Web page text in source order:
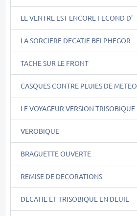
LE VENTRE EST ENCORE FECOND D'
LA SORCIERE DECATIE BELPHEGOR
TACHE SUR LE FRONT
CASQUES CONTRE PLUIES DE METEO
LE VOYAGEUR VERSION TRISOBIQUE
VEROBIQUE
BRAGUETTE OUVERTE
REMISE DE DECORATIONS
DECATIE ET TRISOBIQUE EN DEUIL